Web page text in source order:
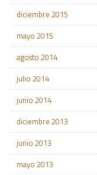
diciembre 2015
mayo 2015
agosto 2014
julio 2014
junio 2014
diciembre 2013
junio 2013
mayo 2013